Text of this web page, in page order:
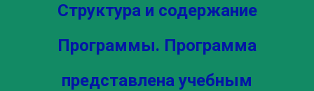
Структура и содержание
Программы. Программа
представлена учебным